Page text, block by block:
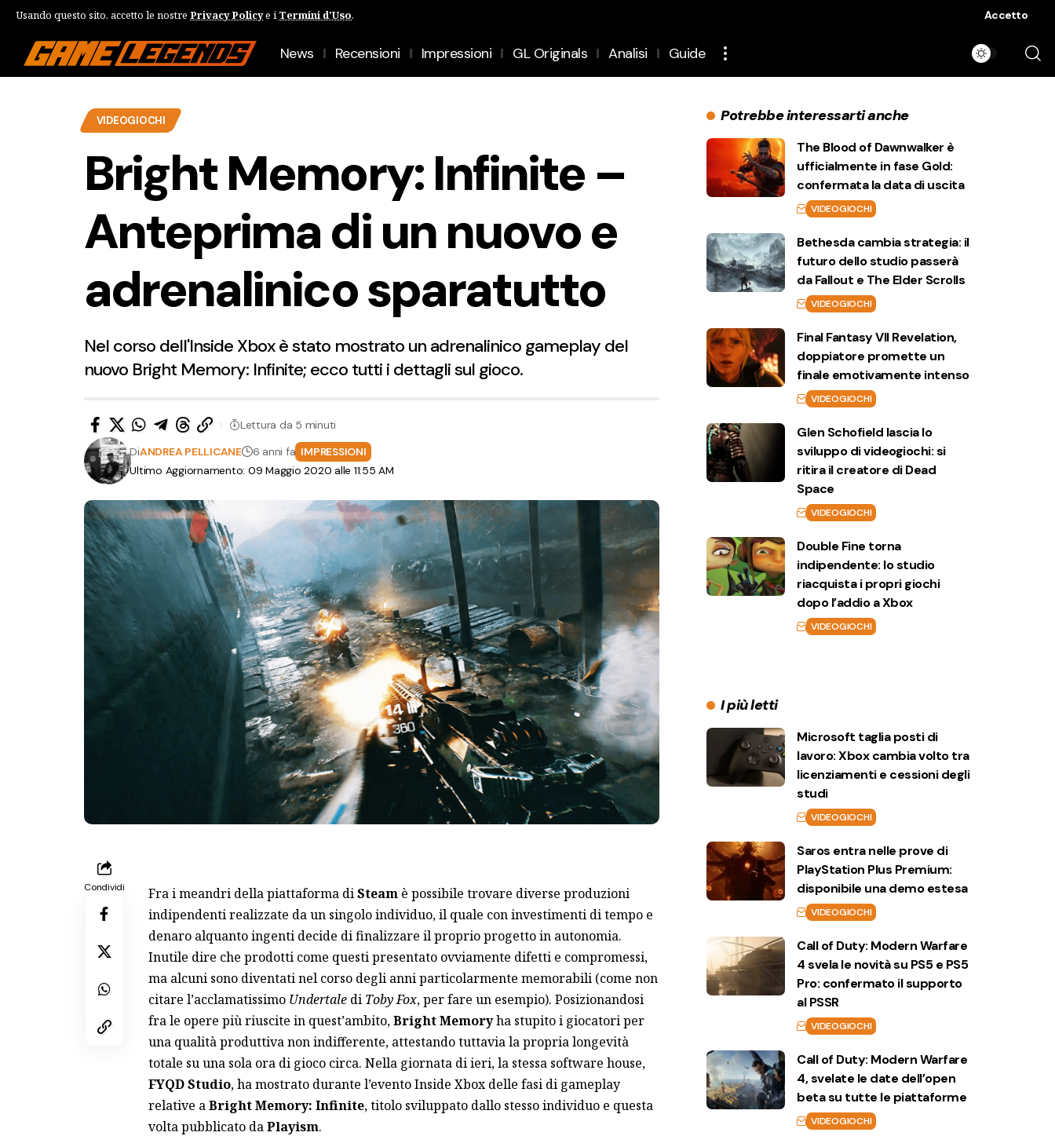
Usando questo sito, accetto le nostre Privacy Policye i Termini d'Uso. Accetto
News Recensioni Impressioni GL Originals Analisi Guide
VIDEOGIOCHI
Bright Memory: Infinite –
Anteprima di un nuovo e
adrenalinico sparatutto
Nel corso dell'Inside Xbox è stato mostrato un adrenalinico gameplay del
nuovo Bright Memory: Infinite; ecco tutti i dettagli sul gioco.
Ultimo Aggiornamento: 09 Maggio 2020 alle 11:55 AM
DiANDREA PELLICANE 6 anni fa IMPRESSIONI
Lettura da 5 minuti
Condividi Fra i meandri della piattaforma diSteamè possibile trovare diverse produzioni
indipendenti realizzate da un singolo individuo, il quale con investimenti di tempo e
denaro alquanto ingenti decide di finalizzare il proprio progetto in autonomia.
Inutile dire che prodotti come questi presentato ovviamente difetti e compromessi,
ma alcuni sono diventati nel corso degli anni particolarmente memorabili (come non
citare l’acclamatissimo Undertaledi Toby Fox, per fare un esempio). Posizionandosi
fra le opere più riuscite in quest’ambito,Bright Memoryha stupito i giocatori per
una qualità produttiva non indifferente, attestando tuttavia la propria longevità
totale su una sola ora di gioco circa. Nella giornata di ieri, la stessa software house,
FYQD Studio, ha mostrato durante l’evento Inside Xbox delle fasi di gameplay
relative aBright Memory: Infinite, titolo sviluppato dallo stesso individuo e questa
volta pubblicato daPlayism.
Potrebbe interessarti anche
The Blood of Dawnwalker è
ufficialmente in fase Gold:
confermata la data di uscita
VIDEOGIOCHI
Bethesda cambia strategia: il
futuro dello studio passerà
da Fallout e The Elder Scrolls
VIDEOGIOCHI
Final Fantasy VII Revelation,
doppiatore promette un
finale emotivamente intenso
VIDEOGIOCHI
Glen Schofield lascia lo
sviluppo di videogiochi: si
ritira il creatore di Dead
Space
VIDEOGIOCHI
Double Fine torna
indipendente: lo studio
riacquista i propri giochi
dopo l’addio a Xbox
VIDEOGIOCHI
I più letti
Microsoft taglia posti di
lavoro: Xbox cambia volto tra
licenziamenti e cessioni degli
studi
VIDEOGIOCHI
Saros entra nelle prove di
PlayStation Plus Premium:
disponibile una demo estesa
VIDEOGIOCHI
Call of Duty: Modern Warfare
4 svela le novità su PS5 e PS5
Pro: confermato il supporto
al PSSR
VIDEOGIOCHI
Call of Duty: Modern Warfare
4, svelate le date dell’open
beta su tutte le piattaforme
VIDEOGIOCHI